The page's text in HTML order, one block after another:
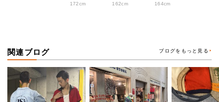
172cm
162cm
164cm
関連ブログ ブログをもっと見る